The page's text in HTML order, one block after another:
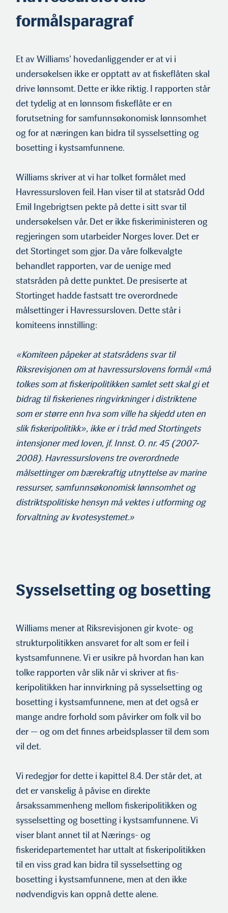
formålsparagraf
Et av Williams’ hovedanliggender er at vi i
undersøkelsen ikke er opptatt av at fiskeflåten skal
drive lønnsomt. Dette er ikke riktig. I rapporten står
det tydelig at en lønnsom fiskeflåte er en
forutsetning for samfunnsøkonomisk lønnsomhet
og for at nærin­gen kan bidra til sysselsetting og
bosetting i kystsamfunnene.
Williams skriver at vi har tolket formålet med
Havressursloven feil. Han viser til at statsråd Odd
Emil Ingebrigtsen pekte på dette i sitt svar til
undersøkelsen vår. Det er ikke fiskerimin­isteren og
regjeringen som utarbeider Norges lover. Det er
det Stortinget som gjør. Da våre folkevalgte
behandlet rapporten, var de uenige med
statsråden på dette punktet. De presiserte at
Stortinget hadde fastsatt tre overordnede
målsettinger i Havres­sursloven. Dette står i
komiteens innstilling:
«Komiteen påpeker at statsrådens svar til
Riksrevisjonen om at havressurslovens formål «må
tolkes som at fiskeripolitikken samlet sett skal gi et
bidrag til fiskerienes ringvirkninger i distriktene
som er større enn hva som ville ha skjedd uten en
slik fiskeripolitikk», ikke er i tråd med Stortingets
intensjoner med loven, jf. Innst. O. nr. 45 (2007-
2008). Havressurslovens tre overordnede
målsettinger om bærekraftig utnyttelse av marine
ressurser, samfunnsøkonomisk lønnsomhet og
distriktspolitiske hensyn må vektes i utforming og
forvaltning av kvotesystemet.»
Sysselsetting og bosetting
Williams mener at Riksrevisjonen gir kvote- og
strukturpolitikken ansvaret for alt som er feil i
kystsamfunnene. Vi er usikre på hvordan han kan
tolke rapporten vår slik når vi skriver at fis­
keripolitikken har innvirkning på sysselsetting og
bosetting i kystsamfunnene, men at det også er
mange andre forhold som påvirker om folk vil bo
der — og om det finnes arbeidsplasser til dem som
vil det.
Vi redegjør for dette i kapittel 8.4. Der står det, at
det er vanskelig å påvise en direkte
årsakssammenheng mellom fiskeripo­litikken og
sysselsetting og bosetting i kystsamfunnene. Vi
viser blant annet til at Nærings- og
fiskeridepartementet har uttalt at fiskeripolitikken
til en viss grad kan bidra til sysselsetting og
bosetting i kystsamfunnene, men at den ikke
nødvendigvis kan oppnå dette alene.